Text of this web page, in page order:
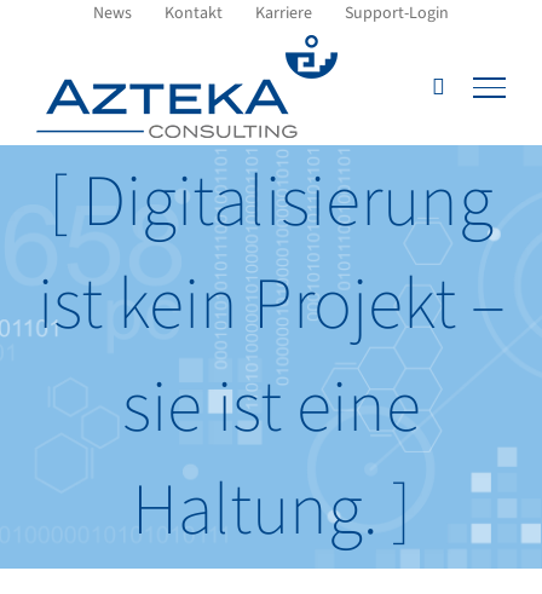
springen
News Kontakt Karriere Support-Login
[ Digitalisierung
ist kein Projekt –
sie ist eine
Haltung. ]